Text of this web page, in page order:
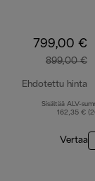
799,00 €
899,00 €
Ehdotettu hinta
Sisältää ALV-
162,35 €
Vertaa